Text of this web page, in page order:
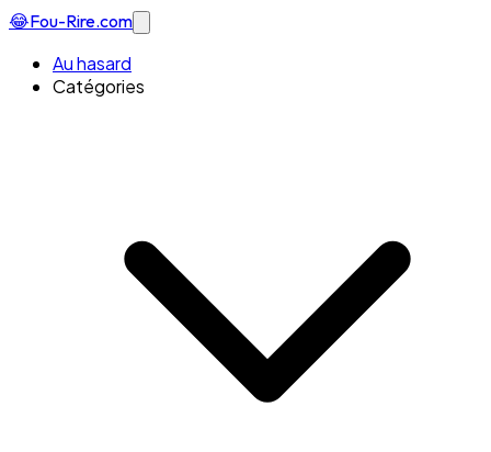
😂Fou-Rire.com
Au hasard
Catégories